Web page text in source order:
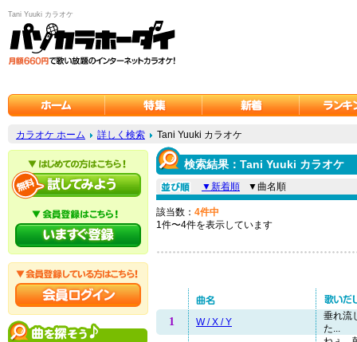
Tani Yuuki カラオケ
カラオケ ホーム 詳しく検索 Tani Yuuki カラオケ
検索結果：Tani Yuuki カラオケ
▼新着順 ▼曲名順
該当数： 4件中
1件〜4件を表示しています
1 W / X / Y
垂れ流
た...